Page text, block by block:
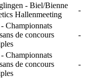
- Biel/Bienne
Hallenmeeting
-
- Championnats
de concours
-
- Championnats
de concours
-